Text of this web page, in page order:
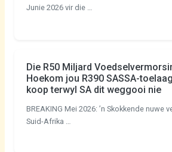
Junie 2026 vir die …
Die R50 Miljard
Hoekom jou R390 SASSA-
koop terwyl SA dit weggooi nie
BREAKING Mei 2026: ’n Skokkende nuwe
Suid-Afrika …